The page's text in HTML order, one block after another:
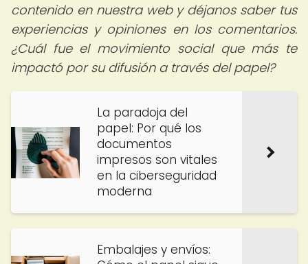
contenido en nuestra web y déjanos saber tus
experiencias y opiniones en los comentarios.
¿Cuál fue el movimiento social que más te
impactó por su difusión a través del papel?
La paradoja del
papel: Por qué los
documentos
impresos son vitales
en la ciberseguridad
moderna
Embalajes y envíos: